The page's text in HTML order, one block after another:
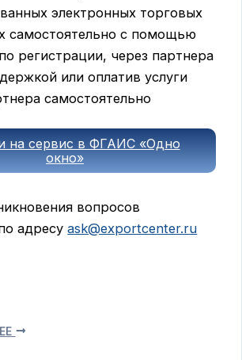
электронных торговых
самостоятельно с помощью
регистрации, через партнера
или оплатив услуги
самостоятельно
на сервис в ФГАИС «Одно
окно»
вопросов
адресуask@exportcenter.ru